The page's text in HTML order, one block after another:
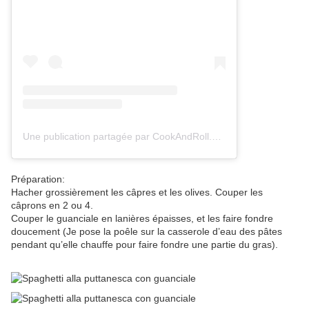
Une publication partagée par CookAndRoll.eu - Food blog (@gregcookandroll)
Préparation:
Hacher grossièrement les câpres et les olives. Couper les
câprons en 2 ou 4.
Couper le guanciale en lanières épaisses, et les faire fondre
doucement (Je pose la poêle sur la casserole d’eau des pâtes
pendant qu’elle chauffe pour faire fondre une partie du gras).